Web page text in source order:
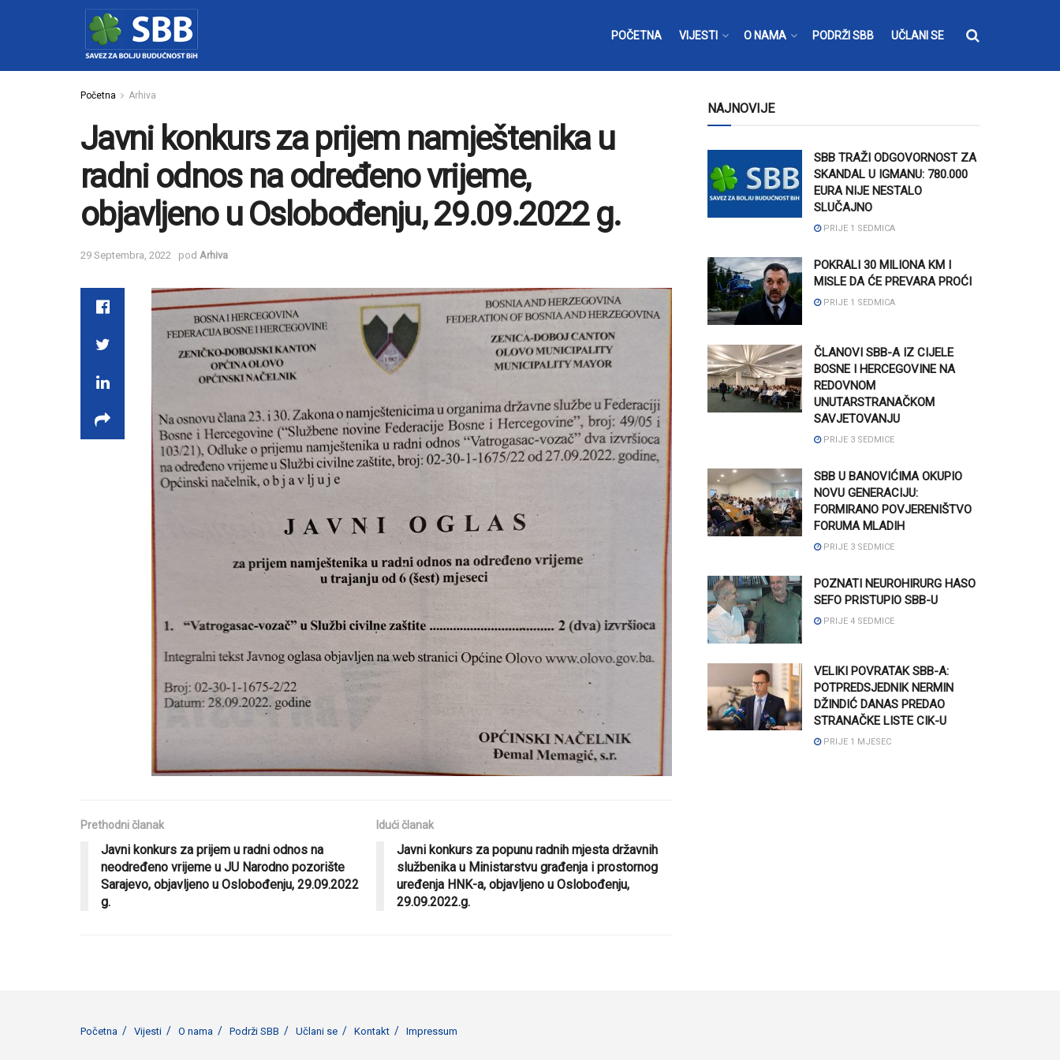
POČETNA VIJESTI O NAMA PODRŽI SBB UČLANI SE
Početna Arhiva
Javni konkurs za prijem namještenika u
radni odnos na određeno vrijeme,
objavljeno u Oslobođenju, 29.09.2022 g.
29 Septembra, 2022 pod Arhiva
Prethodni članak
Javni konkurs za prijem u radni odnos na
neodređeno vrijeme u JU Narodno pozorište
Sarajevo, objavljeno u Oslobođenju, 29.09.2022
g.
Idući članak
Javni konkurs za popunu radnih mjesta državnih
službenika u Ministarstvu građenja i prostornog
uređenja HNK-a, objavljeno u Oslobođenju,
29.09.2022.g.
NAJNOVIJE
SBB TRAŽI ODGOVORNOST ZA
SKANDAL U IGMANU: 780.000
EURA NIJE NESTALO
SLUČAJNO
PRIJE 1 SEDMICA
POKRALI 30 MILIONA KM I
MISLE DA ĆE PREVARA PROĆI
PRIJE 1 SEDMICA
ČLANOVI SBB-A IZ CIJELE
BOSNE I HERCEGOVINE NA
REDOVNOM
UNUTARSTRANAČKOM
SAVJETOVANJU
PRIJE 3 SEDMICE
SBB U BANOVIĆIMA OKUPIO
NOVU GENERACIJU:
FORMIRANO POVJERENIŠTVO
FORUMA MLADIH
PRIJE 3 SEDMICE
POZNATI NEUROHIRURG HASO
SEFO PRISTUPIO SBB-U
PRIJE 4 SEDMICE
VELIKI POVRATAK SBB-A:
POTPREDSJEDNIK NERMIN
DŽINDIĆ DANAS PREDAO
STRANAČKE LISTE CIK-U
PRIJE 1 MJESEC
Početna Vijesti O nama Podrži SBB Učlani se Kontakt Impressum